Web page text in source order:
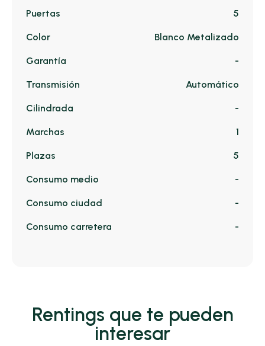
Puertas 5
Color Blanco Metalizado
Garantía -
Transmisión Automático
Cilindrada -
Marchas 1
Plazas 5
Consumo medio -
Consumo ciudad -
Consumo carretera -
Rentings que te pueden
interesar